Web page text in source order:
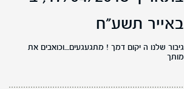
באייר תשע"ח
גיבור שלנו ה יקום דמך ! מתגעגעים....וכואבים את
מותך